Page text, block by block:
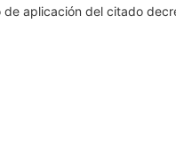
aplicación del citado